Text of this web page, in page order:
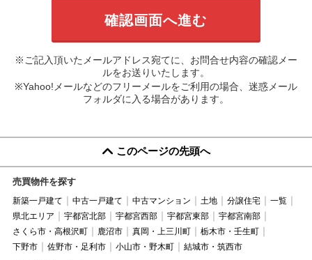
※ご記入頂いたメールアドレス宛てに、お問合せ内容の確認メー
ルをお送りいたします。
※Yahoo!メールなどのフリーメールをご利用の場合、迷惑メール
フォルダに入る場合があります。
このページの先頭へ
売買物件を探す
新築一戸建て 中古一戸建て 中古マンション 土地 分譲住宅
一覧
県北エリア
宇都宮北部 宇都宮西部 宇都宮東部
宇都宮南部
さくら市・高根沢町
鹿沼市 真岡・上三川町
栃木市・壬生町
下野市
佐野市・足利市 小山市・野木町 結城市・筑西市